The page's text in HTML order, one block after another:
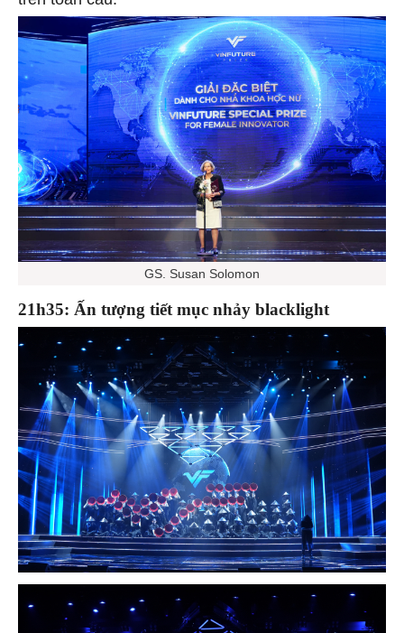
GS. Susan Solomon
21h35: Ấn tượng tiết mục nhảy blacklight